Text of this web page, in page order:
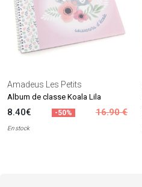
Amadeus Les Petits
Album de classe Koala Lila
8.40€ -50% 16.90 €
En stock